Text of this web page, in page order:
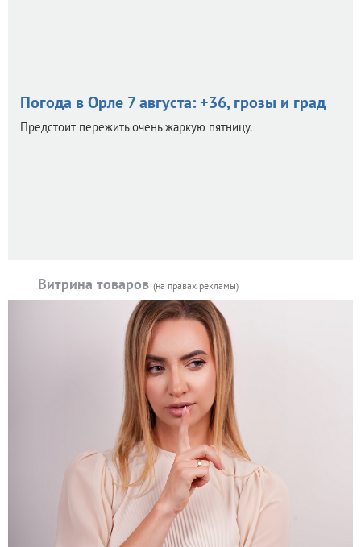
Погода в Орле 7 августа: +36, грозы и град
Предстоит пережить очень жаркую пятницу.
Витрина товаров (на правах рекламы)